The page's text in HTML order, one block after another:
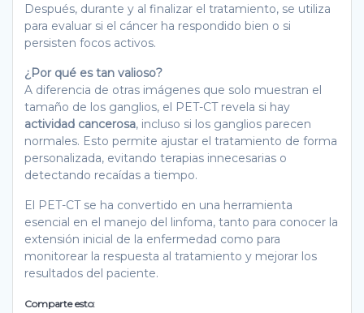
Después, durante y al finalizar el tratamiento, se utiliza
para evaluar si el cáncer ha respondido bien o si
persisten focos activos.
¿Por qué es tan valioso?
A diferencia de otras imágenes que solo muestran el
tamaño de los ganglios, el PET-CT revela si hay
actividad cancerosa, incluso si los ganglios parecen
normales. Esto permite ajustar el tratamiento de forma
personalizada, evitando terapias innecesarias o
detectando recaídas a tiempo.
El PET-CT se ha convertido en una herramienta
esencial en el manejo del linfoma, tanto para conocer la
extensión inicial de la enfermedad como para
monitorear la respuesta al tratamiento y mejorar los
resultados del paciente.
Comparte esto: